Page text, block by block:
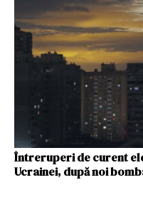
Întreruperi de curent
Ucrainei, după noi